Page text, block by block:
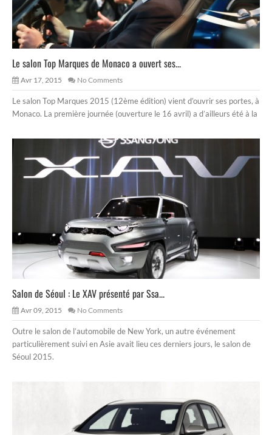
Le salon Top Marques de Monaco a ouvert ses...
Avr 17, 2015 No Comments
Le salon Top Marques 2015 (12ème édition) vient d’ouvrir ses portes, à
Monaco. La première journée (ouverture le 16 avril) a d’ailleurs été à la
Salon de Séoul : Le XAV présenté par Ssa...
Avr 09, 2015 No Comments
Outre le salon de l’automobile de New York, un autre événement
particulièrement suivi en Asie avait lieu ces derniers jours, le salon de
Séoul 2015.